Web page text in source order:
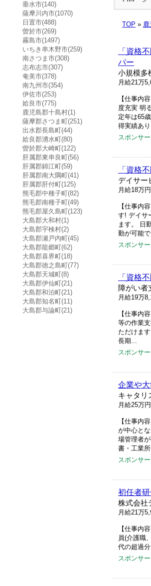
垂水市(140)
薩摩川内市(1070)
日置市(488)
曽於市(269)
霧島市(1497)
いちき串木野市(259)
南さつま市(308)
志布志市(307)
奄美市(378)
南九州市(354)
伊佐市(253)
姶良市(775)
鹿児島郡十島村(1)
薩摩郡さつま町(251)
出水郡長島町(44)
姶良郡湧水町(80)
曽於郡大崎町(122)
肝属郡東串良町(56)
肝属郡錦江町(59)
肝属郡南大隅町(41)
肝属郡肝付町(125)
熊毛郡中種子町(82)
熊毛郡南種子町(49)
熊毛郡屋久島町(123)
大島郡大和村(1)
大島郡宇検村(2)
大島郡瀬戸内町(45)
大島郡龍郷町(62)
大島郡喜界町(18)
大島郡徳之島町(77)
大島郡天城町(8)
大島郡伊仙町(21)
大島郡和泊町(21)
大島郡知名町(11)
大島郡与論町(21)
TOP »
「資格
パー
小規模多
月給21万
【仕事内
度充実 明
定年は65
得実績あ
スポンサ
「資格
デイサー
月給18万
【仕事内
す! デイサ
ます。 日
勤が可能
スポンサ
「資格
障がい者
月給19万
【仕事内
等の作業
ただけま
長期...
スポンサ
企業や
キャタリ
月給25万
【仕事内
が中心と
場管理者
書・工業
スポンサ
初任者
株式会社
月給21万
【仕事内
員(介護職
代の超過
スポンサ